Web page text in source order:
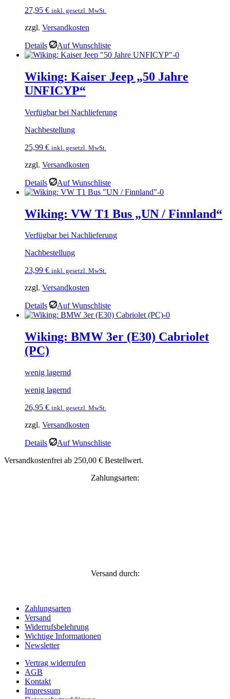
27,95 € inkl. gesetzl. MwSt.
zzgl. Versandkosten
Details Auf Wunschliste
Wiking: Kaiser Jeep „50 Jahre
UNFICYP“
Verfügbar bei Nachlieferung
Nachbestellung
25,99 € inkl. gesetzl. MwSt.
zzgl. Versandkosten
Details Auf Wunschliste
Wiking: VW T1 Bus „UN / Finnland“
Verfügbar bei Nachlieferung
Nachbestellung
23,99 € inkl. gesetzl. MwSt.
zzgl. Versandkosten
Details Auf Wunschliste
Wiking: BMW 3er (E30) Cabriolet
(PC)
wenig lagernd
wenig lagernd
26,95 € inkl. gesetzl. MwSt.
zzgl. Versandkosten
Details
Auf Wunschliste
Versandkostenfrei ab 250,00 € Bestellwert.
Zahlungsarten:
Versand durch:
Zahlungsarten
Versand
Widerrufsbelehrung
Wichtige Informationen
Newsletter
Vertrag widerrufen
AGB
Kontakt
Impressum